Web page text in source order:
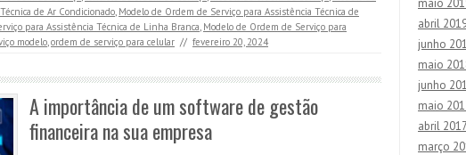
de Ar Condicionado, Modelo de Ordem de Serviço para Assistência Técnica de
para Assistência Técnica de Linha Branca, Modelo de Ordem de Serviço para
modelo,ordem de serviço para celular // fevereiro 20, 2024
A importância de um software de gestão
financeira na sua empresa
maio
abril
junho
maio
junho
maio
abril 2017
março